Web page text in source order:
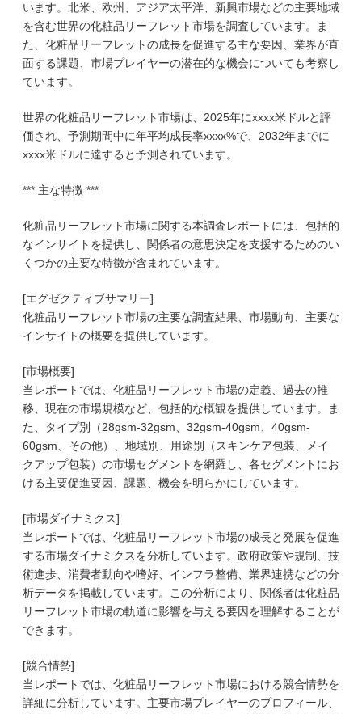
います。北米、欧州、アジア太平洋、新興市場などの主要地域
を含む世界の化粧品リーフレット市場を調査しています。ま
た、化粧品リーフレットの成長を促進する主な要因、業界が直
面する課題、市場プレイヤーの潜在的な機会についても考察し
ています。
世界の化粧品リーフレット市場は、2025年にxxxx米ドルと評
価され、予測期間中に年平均成長率xxxx%で、2032年までに
xxxx米ドルに達すると予測されています。
*** 主な特徴 ***
化粧品リーフレット市場に関する本調査レポートには、包括的
なインサイトを提供し、関係者の意思決定を支援するためのい
くつかの主要な特徴が含まれています。
[エグゼクティブサマリー]
化粧品リーフレット市場の主要な調査結果、市場動向、主要な
インサイトの概要を提供しています。
[市場概要]
当レポートでは、化粧品リーフレット市場の定義、過去の推
移、現在の市場規模など、包括的な概観を提供しています。ま
た、タイプ別（28gsm-32gsm、32gsm-40gsm、40gsm-
60gsm、その他）、地域別、用途別（スキンケア包装、メイ
クアップ包装）の市場セグメントを網羅し、各セグメントにお
ける主要促進要因、課題、機会を明らかにしています。
[市場ダイナミクス]
当レポートでは、化粧品リーフレット市場の成長と発展を促進
する市場ダイナミクスを分析しています。政府政策や規制、技
術進歩、消費者動向や嗜好、インフラ整備、業界連携などの分
析データを掲載しています。この分析により、関係者は化粧品
リーフレット市場の軌道に影響を与える要因を理解することが
できます。
[競合情勢]
当レポートでは、化粧品リーフレット市場における競合情勢を
詳細に分析しています。主要市場プレイヤーのプロフィール、